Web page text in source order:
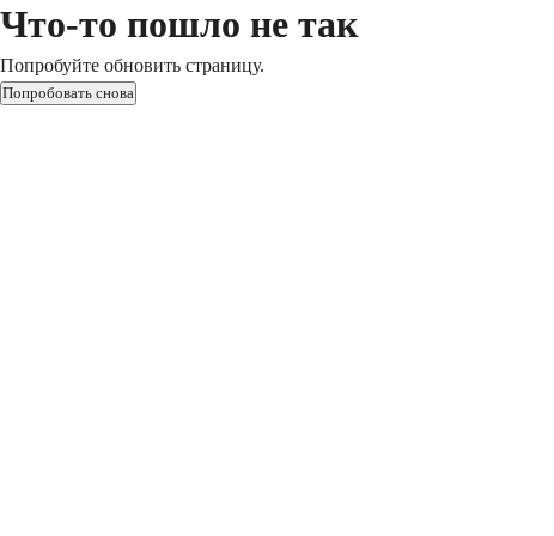
Что-то пошло не так
Попробуйте обновить страницу.
Попробовать снова